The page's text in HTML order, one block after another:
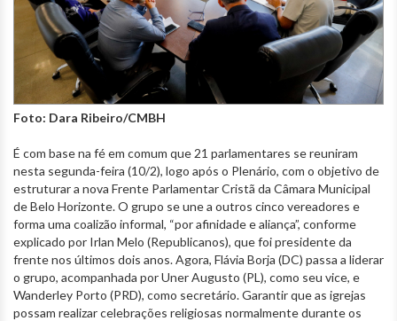
Foto: Dara Ribeiro/CMBH
É com base na fé em comum que 21 parlamentares se reuniram
nesta segunda-feira (10/2), logo após o Plenário, com o objetivo de
estruturar a nova Frente Parlamentar Cristã da Câmara Municipal
de Belo Horizonte. O grupo se une a outros cinco vereadores e
forma uma coalizão informal, “por afinidade e aliança”, conforme
explicado por Irlan Melo (Republicanos), que foi presidente da
frente nos últimos dois anos. Agora, Flávia Borja (DC) passa a liderar
o grupo, acompanhada por Uner Augusto (PL), como seu vice, e
Wanderley Porto (PRD), como secretário. Garantir que as igrejas
possam realizar celebrações religiosas normalmente durante os